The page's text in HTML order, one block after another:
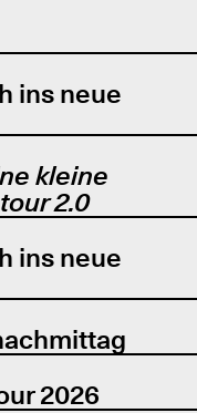
ins neue
kleine
2.0
ins neue
2026